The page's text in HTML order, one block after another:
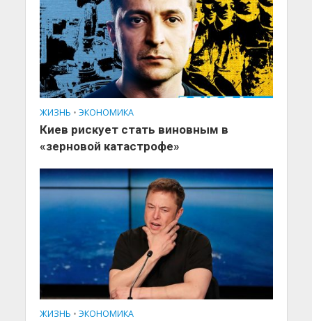
ЖИЗНЬ • ЭКОНОМИКА
Киев рискует стать виновным в
«зерновой катастрофе»
ЖИЗНЬ • ЭКОНОМИКА